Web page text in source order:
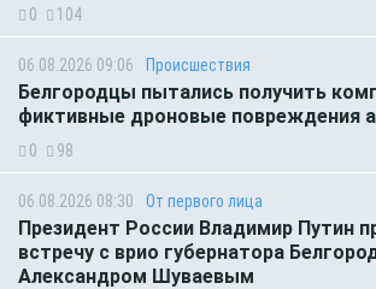
0 104
06.08.2026 09:06 Происшествия
Белгородцы пытались получить
фиктивные дроновые повреждения
0 98
06.08.2026 08:30 От первого лица
Президент России Владимир Путин
встречу с врио губернатора
Александром Шуваевым